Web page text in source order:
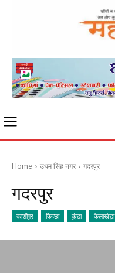
Home उधम सिंह नगर गदरपुर
गदरपुर
काशीपुर किच्छा कुंडा केलाखेड़ा